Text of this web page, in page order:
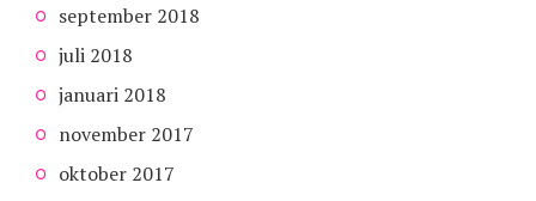
september 2018
juli 2018
januari 2018
november 2017
oktober 2017